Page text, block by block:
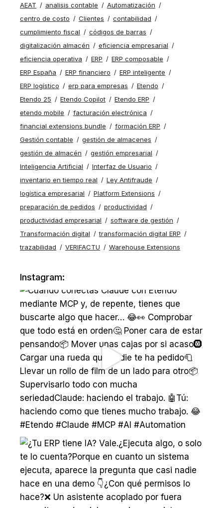
AEAT analisis contable
Automatización
centro de costo
Clientes
contabilidad
cumplimiento fiscal
códigos de barras
digitalización almacén
eficiencia empresarial
eficiencia operativa
ERP
ERP composable
ERP España
ERP financiero
ERP inteligente
ERP logístico
erp para empresas
Etendo
Etendo 25
Etendo Copilot
Etendo ERP
etendo mobile
facturación electrónica
financial extensions bundle
formación ERP
Gestión contable
gestión de almacenes
gestión de almacén
gestión empresarial
Inteligencia Artificial
Interfaz de Usuario
inventario en tiempo real
Ley Antifraude
logística empresarial
Platform Extensions
preparación de pedidos
productividad
productividad empresarial
software de gestión
Transformación digital
transformación digital ERP
trazabilidad
VERIFACTU Warehouse Extensions
Instagram: